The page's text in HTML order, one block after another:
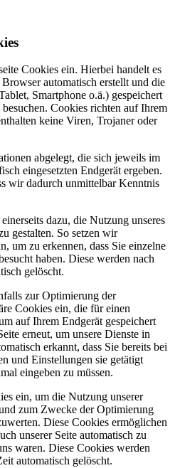
Cookies ein. Hierbei handelt es
automatisch erstellt und die
Smartphone o.ä.) gespeichert
Cookies richten auf Ihrem
keine Viren, Trojaner oder
abgelegt, die sich jeweils im
eingesetzten Endgerät ergeben.
wir dadurch unmittelbar Kenntnis
dazu, die Nutzung unseres
gestalten. So setzen wir
um zu erkennen, dass Sie einzelne
haben. Diese werden nach
gelöscht.
zur Optimierung der
Cookies ein, die für einen
auf Ihrem Endgerät gespeichert
erneut, um unsere Dienste in
erkannt, dass Sie bereits bei
und Einstellungen sie getätigt
eingeben zu müssen.
ein, um die Nutzung unserer
zum Zwecke der Optimierung
Diese Cookies ermöglichen
unserer Seite automatisch zu
waren. Diese Cookies werden
automatisch gelöscht.